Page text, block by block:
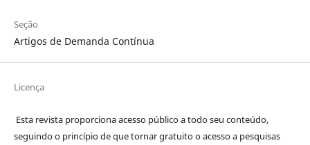
Seção
Artigos de Demanda Contínua
Licença
Esta revista proporciona acesso público a todo seu conteúdo,
seguindo o princípio de que tornar gratuito o acesso a pesquisas